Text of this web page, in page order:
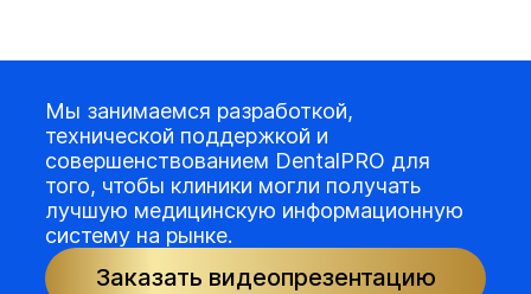
Мы занимаемся разработкой,
технической поддержкой и
совершенствованием DentalPRO для
того, чтобы клиники могли получать
лучшую медицинскую информационную
систему на рынке.
Заказать видеопрезентацию